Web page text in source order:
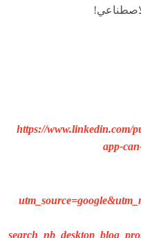
https://www.linkedin.com/
app-